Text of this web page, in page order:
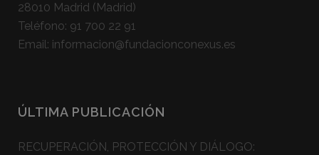
28010 Madrid (Madrid)
Teléfono: 91 700 22 91
Email: informacion@fundacionconexus.es
ÚLTIMA PUBLICACIÓN
RECUPERACIÓN, PROTECCIÓN Y DIÁLOGO: